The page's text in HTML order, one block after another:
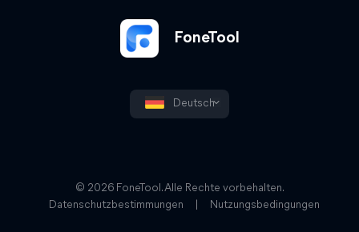
FoneTool
Deutsch
© 2026 FoneTool. Alle Rechte vorbehalten.
Datenschutzbestimmungen
Nutzungsbedingungen